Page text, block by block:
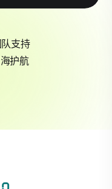
支持
护航